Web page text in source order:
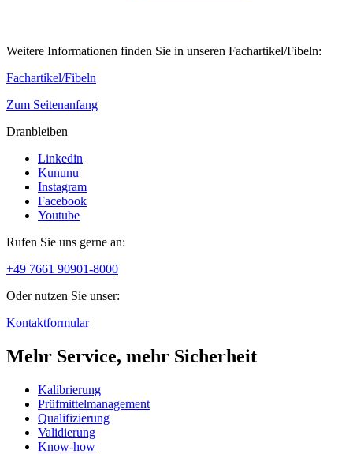
Weitere Informationen finden Sie in unseren Fachartikel/Fibeln:
Fachartikel/Fibeln
Zum Seitenanfang
Dranbleiben
Linkedin
Kununu
Instagram
Facebook
Youtube
Rufen Sie uns gerne an:
+49 7661 90901-8000
Oder nutzen Sie unser:
Kontaktformular
Mehr Service, mehr Sicherheit
Kalibrierung
Prüfmittelmanagement
Qualifizierung
Validierung
Know-how